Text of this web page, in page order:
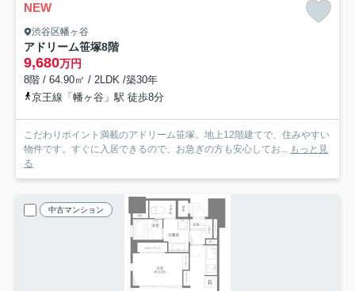
NEW
渋谷区幡ヶ谷
アドリーム笹塚8階
9,680万円
8階 / 64.90㎡ / 2LDK /築30年
京王線「幡ヶ谷」駅 徒歩8分
こだわりポイント満載のアドリーム笹塚。地上12階建てで、住みやすい
物件です。すぐに入居できるので、お急ぎの方も安心してお... もっと見
る
中古マンション